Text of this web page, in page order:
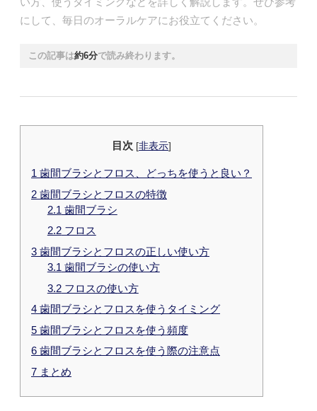
にして、毎日のオーラルケアにお役立てください。
この記事は約6分で読み終わります。
目次 [非表示]
1 歯間ブラシとフロス、どっちを使うと良い？
2 歯間ブラシとフロスの特徴
2.1 歯間ブラシ
2.2フロス
3 歯間ブラシとフロスの正しい使い方
3.1 歯間ブラシの使い方
3.2フロスの使い方
4 歯間ブラシとフロスを使うタイミング
5 歯間ブラシとフロスを使う頻度
6 歯間ブラシとフロスを使う際の注意点
7 まとめ